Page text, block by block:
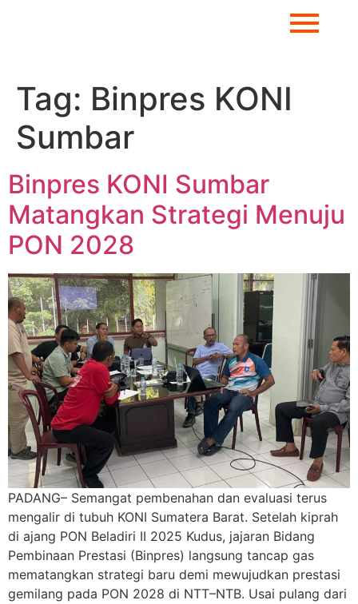
Tag: Binpres KONI
Sumbar
Binpres KONI Sumbar
Matangkan Strategi Menuju
PON 2028
PADANG– Semangat pembenahan dan evaluasi terus
mengalir di tubuh KONI Sumatera Barat. Setelah kiprah
di ajang PON Beladiri II 2025 Kudus, jajaran Bidang
Pembinaan Prestasi (Binpres) langsung tancap gas
mematangkan strategi baru demi mewujudkan prestasi
gemilang pada PON 2028 di NTT–NTB. Usai pulang dari